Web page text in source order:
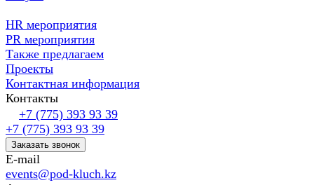
HR мероприятия
PR мероприятия
Также предлагаем
Проекты
Контактная информация
Контакты
+7 (775) 393 93 39
+7 (775) 393 93 39
Заказать звонок
E-mail
events@pod-kluch.kz